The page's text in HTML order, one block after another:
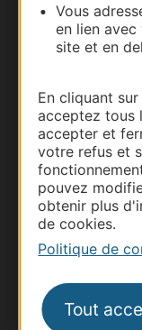
Vous
en lien
site et en
En cliquant
acceptez tous
accepter et
votre refus et
pouvez
obtenir plus
de cookies.
Politique de
Tout
Thermalisme
Business/Mice
Pros
Voyagistes
Destination